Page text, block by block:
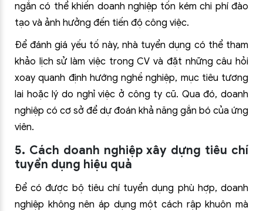
ngắn có thể khiến doanh nghiệp tốn kém chi phí đào
tạo và ảnh hưởng đến tiến độ công việc.
Để đánh giá yếu tố này, nhà tuyển dụng có thể tham
khảo lịch sử làm việc trong CV và đặt những câu hỏi
xoay quanh định hướng nghề nghiệp, mục tiêu tương
lai hoặc lý do nghỉ việc ở công ty cũ. Qua đó, doanh
nghiệp có cơ sở để dự đoán khả năng gắn bó của ứng
viên.
5. Cách doanh nghiệp xây dựng tiêu chí
tuyển dụng hiệu quả
Để có được bộ tiêu chí tuyển dụng phù hợp, doanh
nghiệp không nên áp dụng một cách rập khuôn mà